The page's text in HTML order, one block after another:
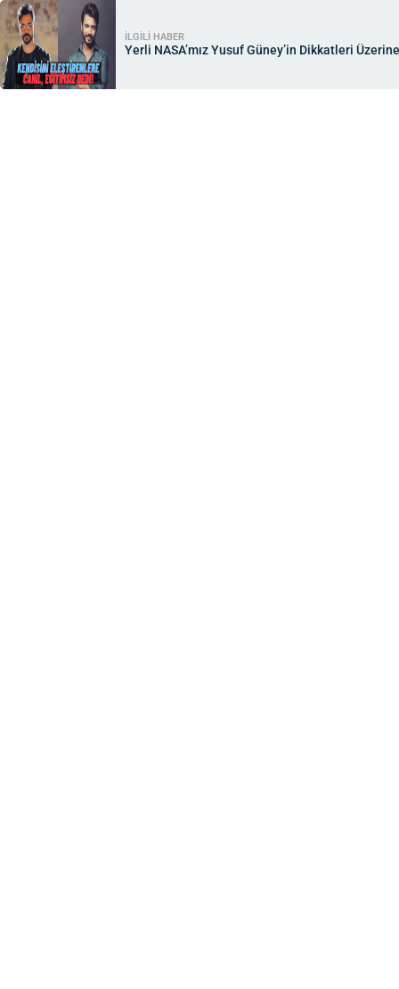
İLGİLİ HABER
Yerli NASA’mız Yusuf Güney’in Dikkatleri